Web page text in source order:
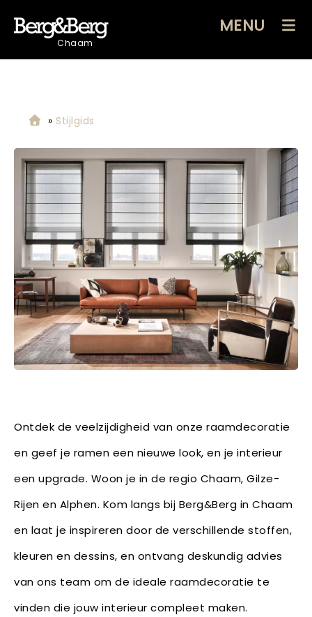
Chaam
MENU
» Stijlgids
Ontdek de veelzijdigheid van onze raamdecoratie
en geef je ramen een nieuwe look, en je interieur
een upgrade. Woon je in de regio Chaam, Gilze-
Rijen en Alphen. Kom langs bij Berg&Berg in Chaam
en laat je inspireren door de verschillende stoffen,
kleuren en dessins, en ontvang deskundig advies
van ons team om de ideale raamdecoratie te
vinden die jouw interieur compleet maken.